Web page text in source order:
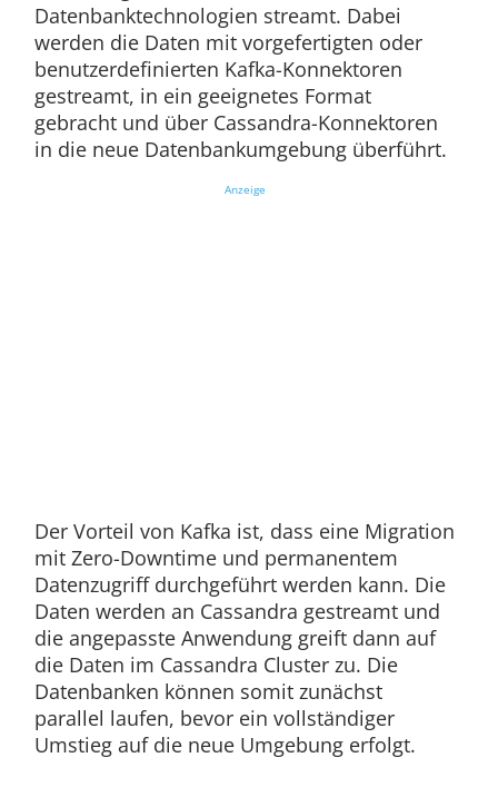
Datenbanktechnologien streamt. Dabei
werden die Daten mit vorgefertigten oder
benutzerdefinierten Kafka-Konnektoren
gestreamt, in ein geeignetes Format
gebracht und über Cassandra-Konnektoren
in die neue Datenbankumgebung überführt.
Anzeige
Der Vorteil von Kafka ist, dass eine Migration
mit Zero-Downtime und permanentem
Datenzugriff durchgeführt werden kann. Die
Daten werden an Cassandra gestreamt und
die angepasste Anwendung greift dann auf
die Daten im Cassandra Cluster zu. Die
Datenbanken können somit zunächst
parallel laufen, bevor ein vollständiger
Umstieg auf die neue Umgebung erfolgt.